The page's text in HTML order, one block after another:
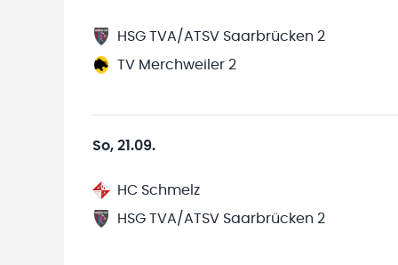
HSG TVA/ATSV Saarbrücken 2
TV Merchweiler 2
So, 21.09.
HC Schmelz
HSG TVA/ATSV Saarbrücken 2